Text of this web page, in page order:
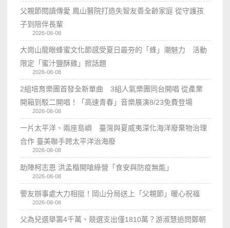
父親節閱讀傳愛 鳳山醫院打造失智友善全齡家庭 從守護孩
子到陪伴長輩
2026-08-08
大崗山龍眼蜂蜜文化節感受夏日最夯的「蜂」潮魅力 活動
限定「蜜汁鹽酥雞」掀話題
2026-08-08
2組培育樂團首發全新單曲 3組人氣樂團同台開唱 從產業
開箱到駁二開唱！「高速青春」音樂展演8/23免費登場
2026-08-08
一片太平洋、兩座島嶼 臺灣與夏威夷深化海洋廢棄物治理
合作 臺美聯手跨太平洋治海廢
2026-08-08
助陣柯志恩 洪孟楷開嗆綠營「食安與防疫無能」
2026-08-08
警友辦事處大力相挺！岡山分局送上「父親節」暖心祝福
2026-08-08
父為兒選舉籌4千萬、競選支出僅1810萬？游淑慧追問鄭朝